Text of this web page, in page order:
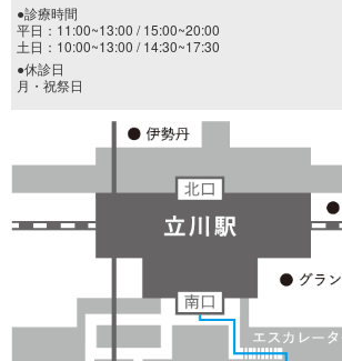
●診療時間
平日：11:00~13:00 / 15:00~20:00
土日：10:00~13:00 / 14:30~17:30
●休診日
月・祝祭日